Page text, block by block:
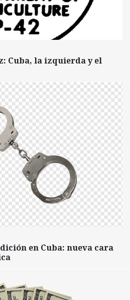
Cuba, la izquierda y el
en Cuba: nueva cara